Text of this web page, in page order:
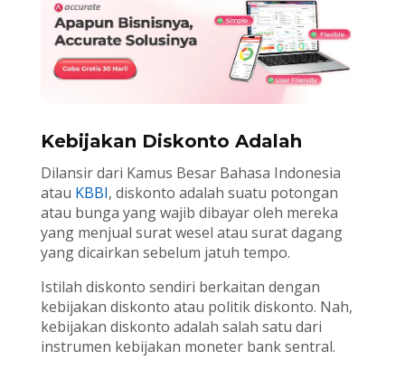
Kebijakan Diskonto Adalah
Dilansir dari Kamus Besar Bahasa Indonesia
atau KBBI, diskonto adalah suatu potongan
atau bunga yang wajib dibayar oleh mereka
yang menjual surat wesel atau surat dagang
yang dicairkan sebelum jatuh tempo.
Istilah diskonto sendiri berkaitan dengan
kebijakan diskonto atau politik diskonto. Nah,
kebijakan diskonto adalah salah satu dari
instrumen kebijakan moneter bank sentral.